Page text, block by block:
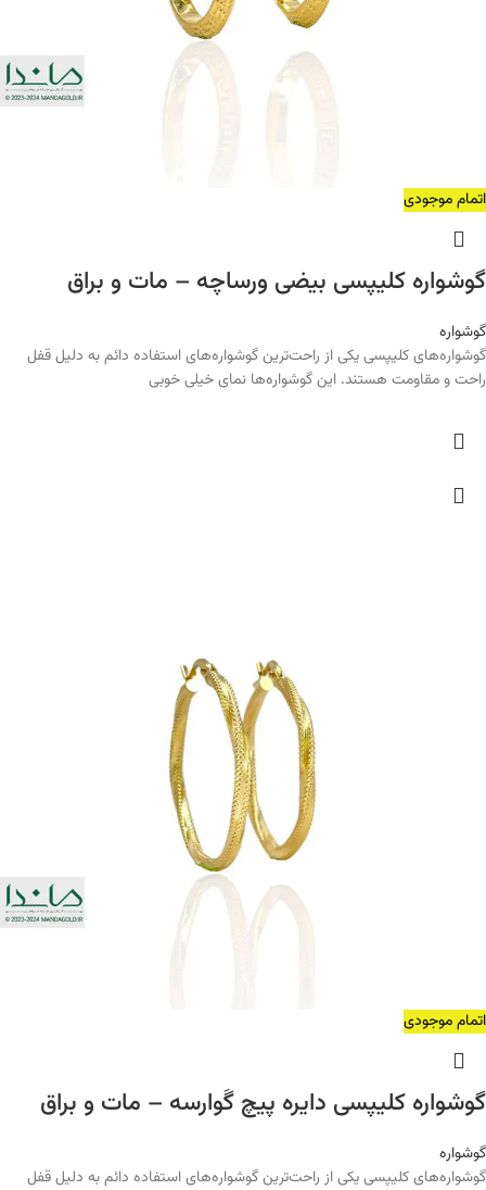
اتمام موجودی
گوشواره کلیپسی بیضی ورساچه – مات و براق
گوشواره
گوشواره‌های کلیپسی یکی از راحت‌ترین گوشواره‌های استفاده دائم به دلیل قفل
راحت و مقاومت هستند. این گوشواره‌ها نمای خیلی خوبی
اتمام موجودی
گوشواره کلیپسی دایره پیچ گَوارسه – مات و براق
گوشواره
گوشواره‌های کلیپسی یکی از راحت‌ترین گوشواره‌های استفاده دائم به دلیل قفل